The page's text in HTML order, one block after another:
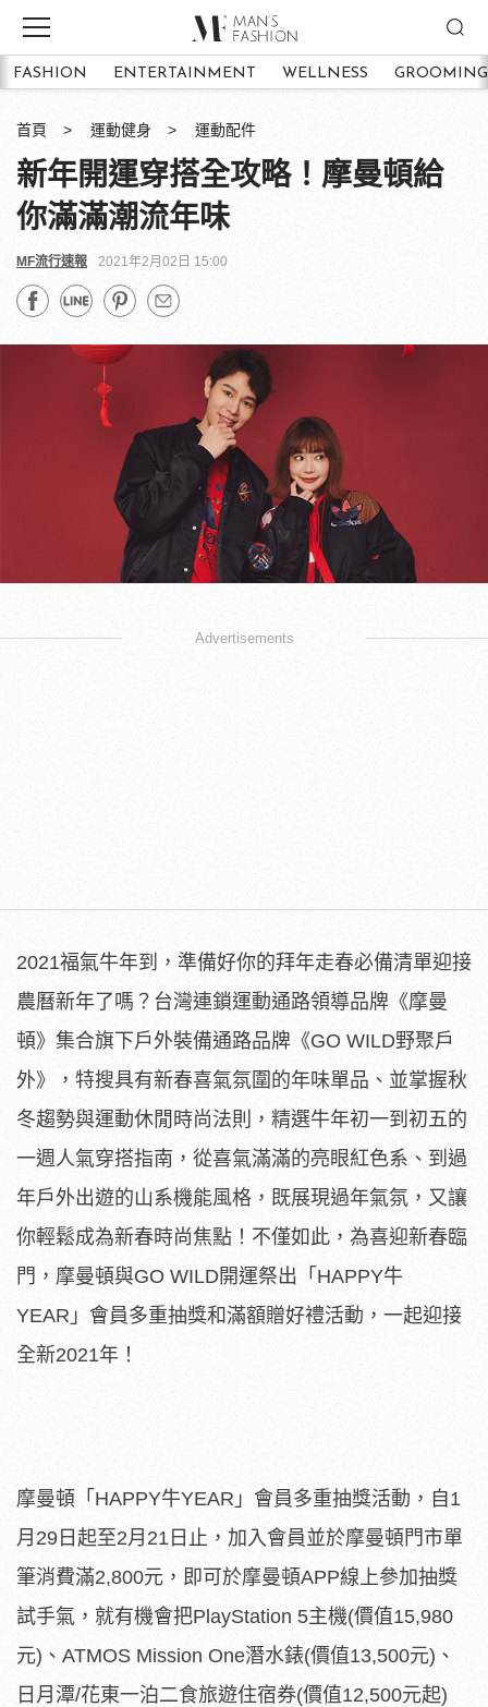
FASHION ENTERTAINMENT WELLNESS GROOMING
首頁 運動健身 運動配件
新年開運穿搭全攻略！摩曼頓給
你滿滿潮流年味
MF流行速報 2021年2月02日 15:00
Advertisements
2021福氣牛年到，準備好你的拜年走春必備清單迎接
農曆新年了嗎？台灣連鎖運動通路領導品牌《摩曼
頓》集合旗下戶外裝備通路品牌《GO WILD野聚戶
外》，特搜具有新春喜氣氛圍的年味單品、並掌握秋
冬趨勢與運動休閒時尚法則，精選牛年初一到初五的
一週人氣穿搭指南，從喜氣滿滿的亮眼紅色系、到過
年戶外出遊的山系機能風格，既展現過年氣氛，又讓
你輕鬆成為新春時尚焦點！不僅如此，為喜迎新春臨
門，摩曼頓與GO WILD開運祭出「HAPPY牛
YEAR」會員多重抽獎和滿額贈好禮活動，一起迎接
全新2021年！
摩曼頓「HAPPY牛YEAR」會員多重抽獎活動，自1
月29日起至2月21日止，加入會員並於摩曼頓門市單
筆消費滿2,800元，即可於摩曼頓APP線上參加抽獎
試手氣，就有機會把PlayStation 5主機(價值15,980
元)、ATMOS Mission One潛水錶(價值13,500元)、
日月潭/花東一泊二食旅遊住宿券(價值12,500元起)